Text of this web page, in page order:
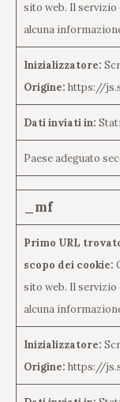
sito web. Il
alcuna
Inizializzatore:
Origine: https://
Dati inviati in:
Paese adeguato
_mf
Primo URL
scopo dei cookie:
sito web. Il
alcuna
Inizializzatore:
Origine: https://